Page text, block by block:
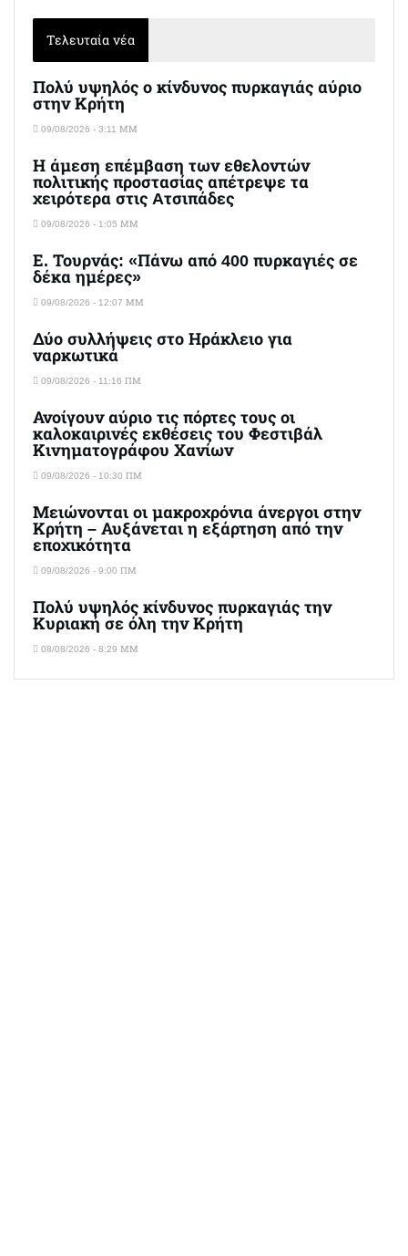
Τελευταία νέα
Πολύ υψηλός ο κίνδυνος πυρκαγιάς αύριο
στην Κρήτη
09/08/2026 - 3:11 ΜΜ
Η άμεση επέμβαση των εθελοντών
πολιτικής προστασίας απέτρεψε τα
χειρότερα στις Aτσιπάδες
09/08/2026 - 1:05 ΜΜ
Ε. Τουρνάς: «Πάνω από 400 πυρκαγιές σε
δέκα ημέρες»
09/08/2026 - 12:07 ΜΜ
Δύο συλλήψεις στο Ηράκλειο για
ναρκωτικά
09/08/2026 - 11:16 ΠΜ
Ανοίγουν αύριο τις πόρτες τους οι
καλοκαιρινές εκθέσεις του Φεστιβάλ
Κινηματογράφου Χανίων
09/08/2026 - 10:30 ΠΜ
Μειώνονται οι μακροχρόνια άνεργοι στην
Κρήτη – Αυξάνεται η εξάρτηση από την
εποχικότητα
09/08/2026 - 9:00 ΠΜ
Πολύ υψηλός κίνδυνος πυρκαγιάς την
Κυριακή σε όλη την Κρήτη
08/08/2026 - 8:29 ΜΜ